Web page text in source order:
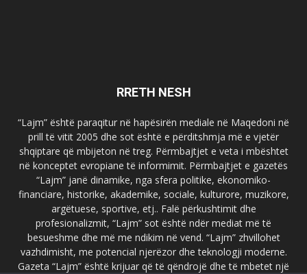
RRETH NESH
“Lajm” është paraqitur në hapësirën mediale në Maqedoni në
prill të vitit 2005 dhe sot është e përditshmja më e vjetër
shqiptare që mbijeton në treg. Përmbajtjet e veta i mbështet
në konceptet evropiane të informimit. Përmbajtjet e gazetës
“Lajm” janë dinamike, nga sfera politike, ekonomiko-
financiare, historike, akademike, sociale, kulturore, muzikore,
argëtuese, sportive, etj.. Falë përkushtimit dhe
profesionalizmit, “Lajm” sot është ndër mediat më të
besueshme dhe më me ndikim në vend. “Lajm” zhvillohet
vazhdimisht, me potencial njerëzor dhe teknologji moderne.
Gazeta “Lajm” është krijuar që të qëndrojë dhe të mbetet një